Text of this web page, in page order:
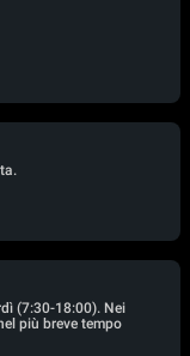
(7:30-18:00). Nei
più breve tempo